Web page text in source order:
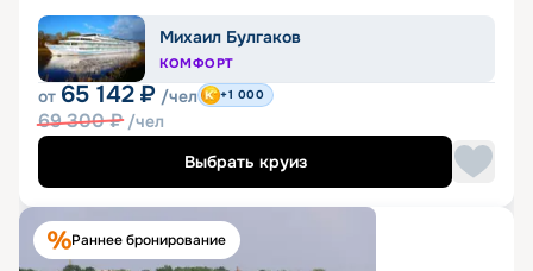
Михаил Булгаков
КОМФОРТ
от 65 142 ₽ /чел
69 300₽ /чел
+1 000
Выбрать круиз
Раннее бронирование